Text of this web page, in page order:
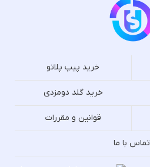
خرید پیپ پلاتو
خرید گلد دومزدی
قوانین و مقررات
تماس با ما